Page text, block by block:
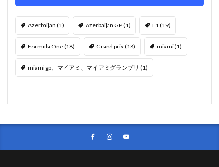
Azerbaijan (1) Azerbaijan GP(1) F1(19)
Formula One(18) Grand prix(18) miami(1)
miami gp、マイアミ、マイアミグランプリ (1)